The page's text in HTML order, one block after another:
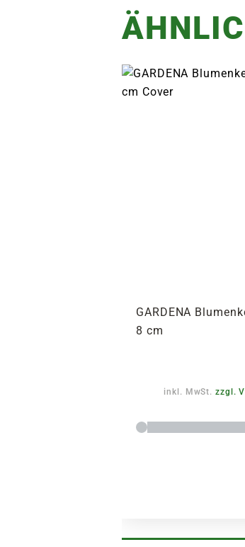
GARDENA
8 cm
inkl. MwSt.zzgl.